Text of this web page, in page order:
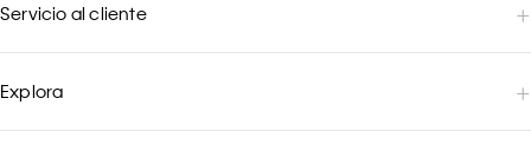
Servicio al cliente
Explora